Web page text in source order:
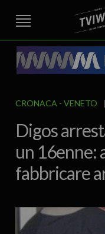
STREET TG
AREA BERICA
EDITORIALE ITALIA E
SPORT
IL GRAFFIO FOOD
CRONACA VENETO
Digos
un 16enne:
fabbricare